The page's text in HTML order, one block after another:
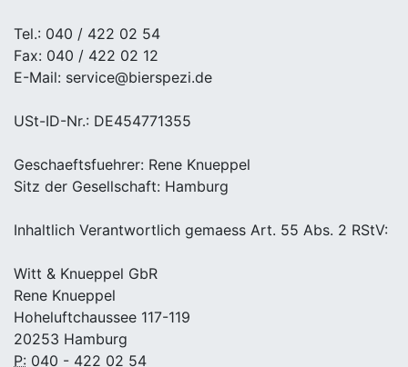
Tel.: 040 / 422 02 54
Fax: 040 / 422 02 12
E-Mail: service@bierspezi.de
USt-ID-Nr.: DE454771355
Geschaeftsfuehrer: Rene Knueppel
Sitz der Gesellschaft: Hamburg
Inhaltlich Verantwortlich gemaess Art. 55 Abs. 2 RStV:
Witt & Knueppel GbR
Rene Knueppel
Hoheluftchaussee 117-119
20253 Hamburg
P: 040 - 422 02 54